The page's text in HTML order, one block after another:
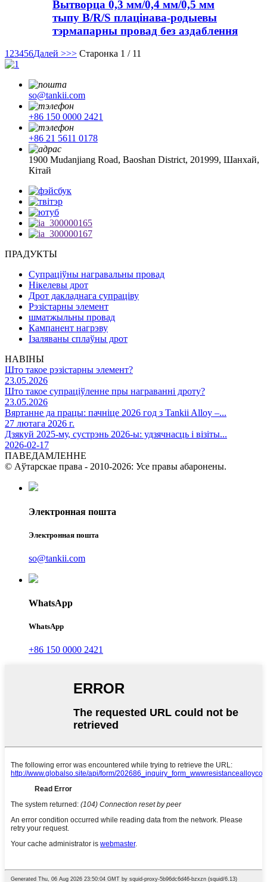
Вытворца 0,3 мм/0,4 мм/0,5 мм
тыпу B/R/S плацінава-родыевы
тэрмапарны провад без аздаблення
1 23456Далей >>> Старонка 1 / 11
so@tankii.com
+86 150 0000 2421
+86 21 5611 0178
1900 Mudanjiang Road, Baoshan District, 201999, Шанхай,
Кітай
ПРАДУКТЫ
Супраціўны награвальны провад
Нікелевы дрот
Дрот дакладнага супраціву
Рэзістарны элемент
шматжыльны провад
Кампанент нагрэву
Ізаляваны сплаўны дрот
НАВІНЫ
Што такое рэзістарны элемент?
23.05.2026
Што такое супраціўленне пры награванні дроту?
23.05.2026
Вяртанне да працы: пачніце 2026 год з Tankii Alloy –...
27 лютага 2026 г.
Дзякуй 2025-му, сустрэнь 2026-ы: удзячнасць і візіты...
2026-02-17
ПАВЕДАМЛЕННЕ
© Аўтарскае права - 2010-2026: Усе правы абаронены.
Электронная пошта
Электронная пошта
so@tankii.com
WhatsApp
WhatsApp
+86 150 0000 2421